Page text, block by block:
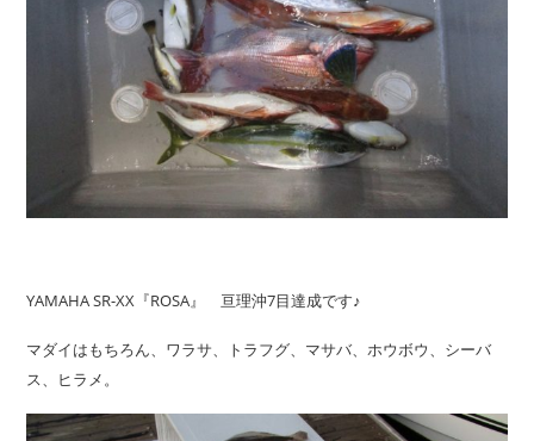
YAMAHA SR-XX『ROSA』 亘理沖7目達成です♪
マダイはもちろん、ワラサ、トラフグ、マサバ、ホウボウ、シーバ
ス、ヒラメ。